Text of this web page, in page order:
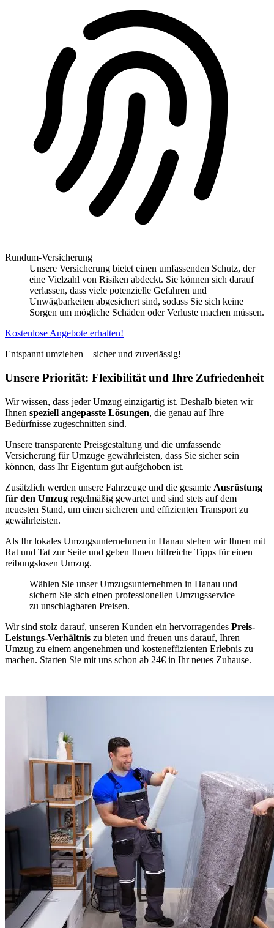
Rundum-Versicherung
Unsere Versicherung bietet einen umfassenden Schutz, der
eine Vielzahl von Risiken abdeckt. Sie können sich darauf
verlassen, dass viele potenzielle Gefahren und
Unwägbarkeiten abgesichert sind, sodass Sie sich keine
Sorgen um mögliche Schäden oder Verluste machen müssen.
Kostenlose Angebote erhalten!
Entspannt umziehen – sicher und zuverlässig!
Unsere Priorität: Flexibilität und Ihre Zufriedenheit
Wir wissen, dass jeder Umzug einzigartig ist. Deshalb bieten wir
Ihnen speziell angepasste Lösungen, die genau auf Ihre
Bedürfnisse zugeschnitten sind.
Unsere transparente Preisgestaltung und die umfassende
Versicherung für Umzüge gewährleisten, dass Sie sicher sein
können, dass Ihr Eigentum gut aufgehoben ist.
Zusätzlich werden unsere Fahrzeuge und die gesamte Ausrüstung
für den Umzug regelmäßig gewartet und sind stets auf dem
neuesten Stand, um einen sicheren und effizienten Transport zu
gewährleisten.
Als Ihr lokales Umzugsunternehmen in Hanau stehen wir Ihnen mit
Rat und Tat zur Seite und geben Ihnen hilfreiche Tipps für einen
reibungslosen Umzug.
Wählen Sie unser Umzugsunternehmen in Hanau und
sichern Sie sich einen professionellen Umzugsservice
zu unschlagbaren Preisen.
Wir sind stolz darauf, unseren Kunden ein hervorragendes Preis-
Leistungs-Verhältnis zu bieten und freuen uns darauf, Ihren
Umzug zu einem angenehmen und kosteneffizienten Erlebnis zu
machen. Starten Sie mit uns schon ab 24€ in Ihr neues Zuhause.